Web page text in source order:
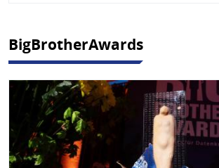
BigBrotherAwards
Bild